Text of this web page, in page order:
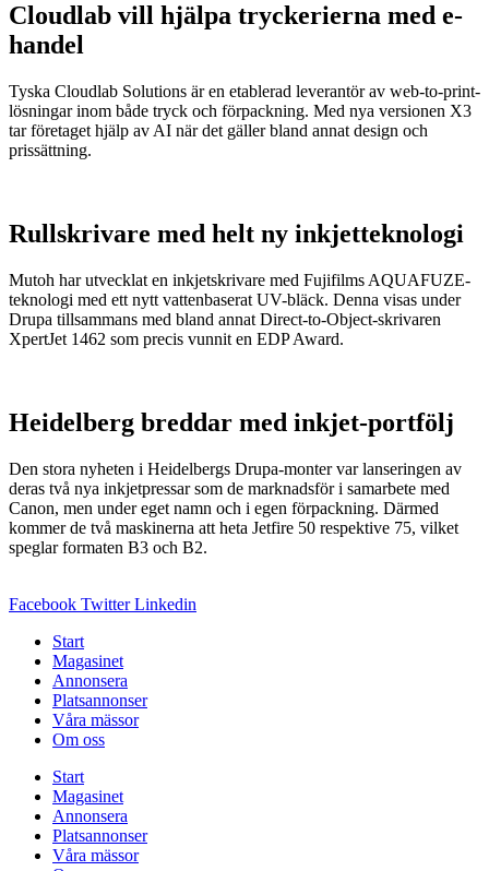
Cloudlab vill hjälpa tryckerierna med e-
handel
Tyska Cloudlab Solutions är en etablerad leverantör av web-to-print-
lösningar inom både tryck och förpackning. Med nya versionen X3
tar företaget hjälp av AI när det gäller bland annat design och
prissättning.
Rullskrivare med helt ny inkjetteknologi
Mutoh har utvecklat en inkjetskrivare med Fujifilms AQUAFUZE-
teknologi med ett nytt vattenbaserat UV-bläck. Denna visas under
Drupa tillsammans med bland annat Direct-to-Object-skrivaren
XpertJet 1462 som precis vunnit en EDP Award.
Heidelberg breddar med inkjet-portfölj
Den stora nyheten i Heidelbergs Drupa-monter var lanseringen av
deras två nya inkjetpressar som de marknadsför i samarbete med
Canon, men under eget namn och i egen förpackning. Därmed
kommer de två maskinerna att heta Jetfire 50 respektive 75, vilket
speglar formaten B3 och B2.
Facebook Twitter Linkedin
Start
Magasinet
Annonsera
Platsannonser
Våra mässor
Om oss
Start
Magasinet
Annonsera
Platsannonser
Våra mässor